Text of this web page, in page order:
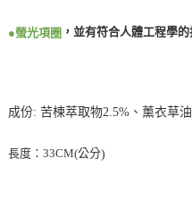
●螢光項圈 ，並有符合人體工程學的
成份:苦楝萃取物2.5% 、薰衣草油
長度：33CM(公分)